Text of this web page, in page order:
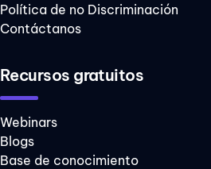
Política de no Discriminación
Contáctanos
Recursos gratuitos
Webinars
Blogs
Base de conocimiento